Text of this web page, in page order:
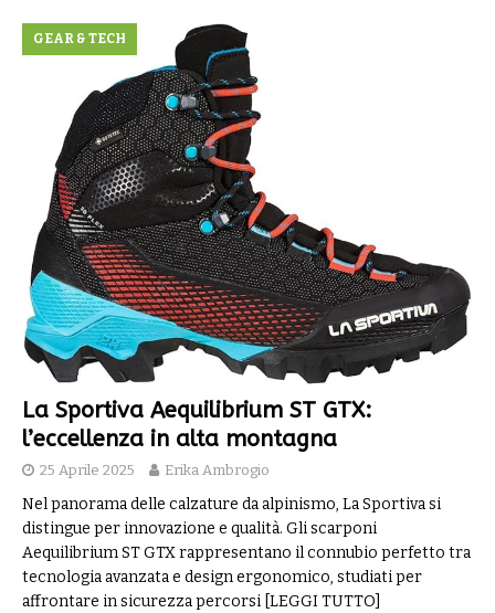
GEAR & TECH
La Sportiva Aequilibrium ST GTX:
l’eccellenza in alta montagna
25 Aprile 2025 Erika Ambrogio
Nel panorama delle calzature da alpinismo, La Sportiva si
distingue per innovazione e qualità. Gli scarponi
Aequilibrium ST GTX rappresentano il connubio perfetto tra
tecnologia avanzata e design ergonomico, studiati per
affrontare in sicurezza percorsi [LEGGI TUTTO]